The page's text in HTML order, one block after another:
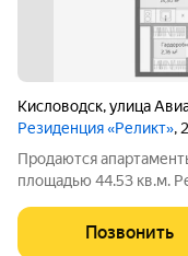
Кисловодск,улица
Резиденция «Реликт»,
Продаются
площадью 44.53 кв.м.
центре города-
Нарзанной галереи.
Позвонить